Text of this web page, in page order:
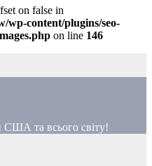
on false in
wp-content/plugins/seo-
on line 146
США та всього світу!